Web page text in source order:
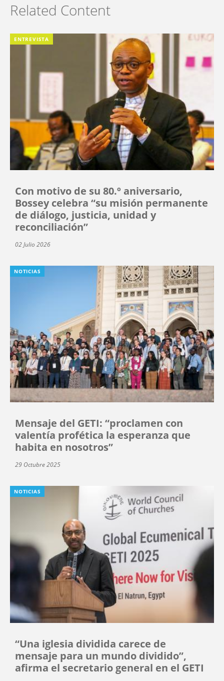
Related Content
ENTREVISTA
Con motivo de su 80.º aniversario,
Bossey celebra “su misión permanente
de diálogo, justicia, unidad y
reconciliación”
02 Julio 2026
NOTICIAS
Mensaje del GETI: “proclamen con
valentía profética la esperanza que
habita en nosotros”
29 Octubre 2025
NOTICIAS
“Una iglesia dividida carece de
mensaje para un mundo dividido”,
afirma el secretario general en el GETI